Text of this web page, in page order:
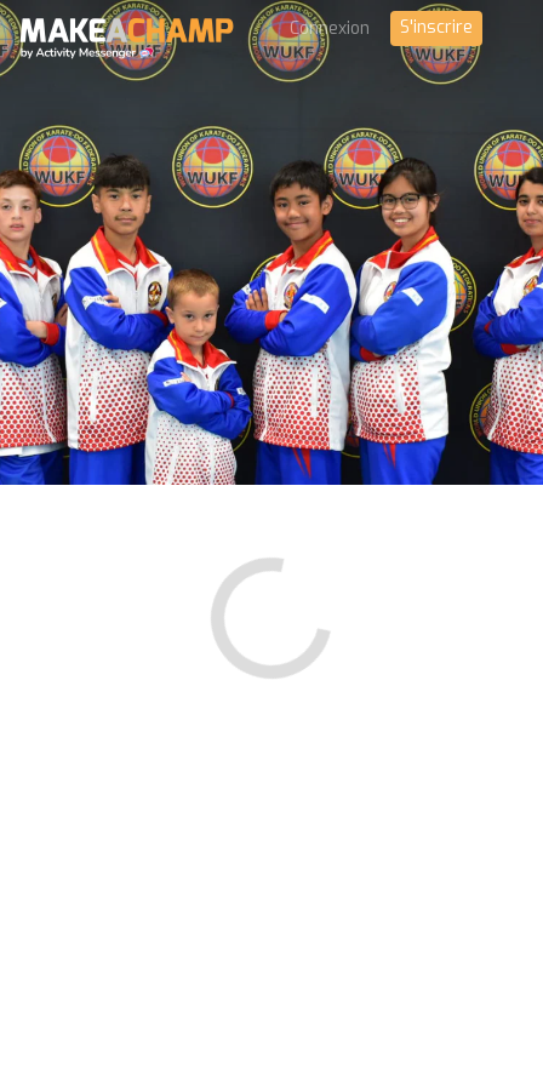
Connexion S'inscrire